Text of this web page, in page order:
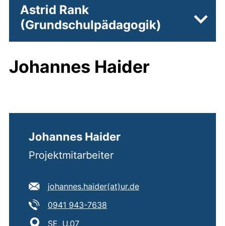
Astrid Rank
(Grundschulpädagogik)
Johannes Haider
Johannes Haider
Projektmitarbeiter
E-Mail Adresse:
johannes.haider​(at)​ur.de(öffnet Ihr E-Mail-
Tel:
0941 943-7638
Standort:
SE, U.07